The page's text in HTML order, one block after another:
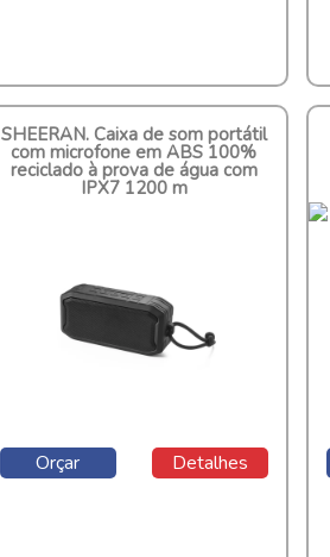
SHEERAN. Caixa de som portátil
com microfone em ABS 100%
reciclado à prova de água com
IPX7 1200 m
Orçar Detalhes